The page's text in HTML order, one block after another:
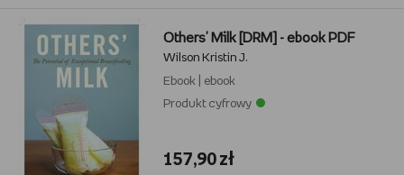
Others' Milk [DRM] - ebook PDF
Wilson Kristin J.
Ebook
ebook
Produkt cyfrowy
157,90 zł